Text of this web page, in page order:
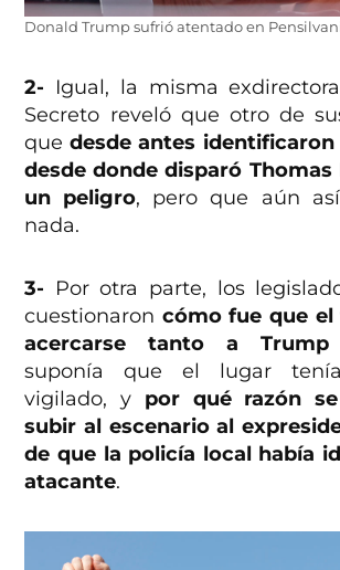
Donald Trump sufrió atentado en
2- Igual, la misma
Secreto reveló que otro de
quedesde antes
desde donde disparó
un peligro, pero que aún
nada.
3- Por otra parte, los
cuestionaron cómo fue que
acercarse tanto a Trump
suponía que el lugar
vigilado, y por qué razón
subir al escenario al
de que la policía local había
atacante.